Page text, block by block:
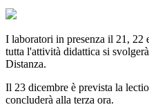
I laboratori in presenza il 21, 22
tutta l'attività didattica si
Distanza.
Il 23 dicembre è prevista la
concluderà alla terza ora.